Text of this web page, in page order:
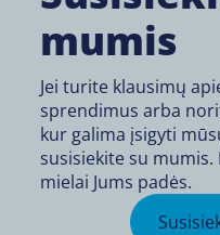
mumis
Jei turite klausimų
sprendimus arba
kur galima įsigyti
susisiekite su
mielai Jums padės.